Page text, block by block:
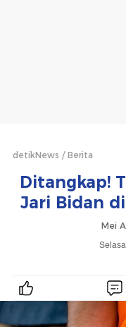
detikNews Berita
Ditangkap!
Jari Bidan
Mei